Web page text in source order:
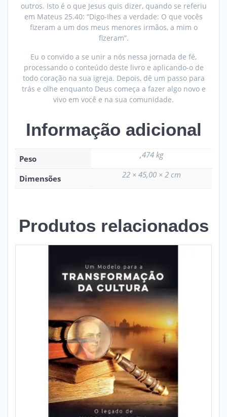
outros. Isto é o que Jesus quis dizer, quando se referiu
em Mateus 25.40: “Digo-Ihes a verdade: O que vocês
fizeram a um dos meus menores irmãos, a mim o
fizeram”.
Eu o convido a se unir a nós nessa jornada de fé,
processando o conteúdo deste livro e aplicando-o de
todo coração na sua igreja. Depois, dê um passo para
trás e olhe enquanto Deus começa a fazer algo novo e
vivo em você e na sua comunidade.
Informação adicional
Peso ,474 kg
Dimensões 22 × 45,00 × 2 cm
Produtos relacionados